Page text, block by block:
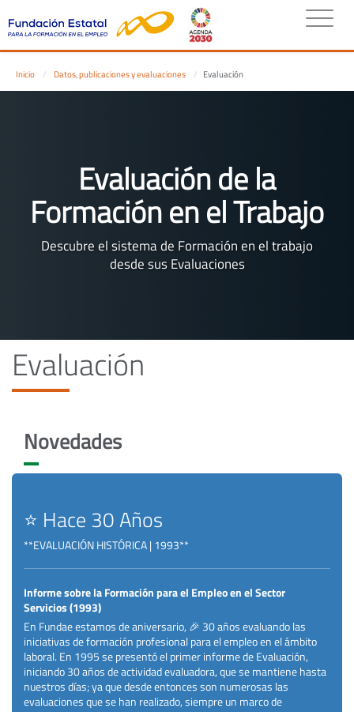
Inicio Datos, publicaciones y evaluaciones Evaluación
Evaluación de la
Formación en el Trabajo
Descubre el sistema de Formación en el trabajo
desde sus Evaluaciones
Evaluación
Novedades
⭐ Hace 30 Años
**EVALUACIÓN HISTÓRICA | 1993**
Informe sobre la Formación para el Empleo en el Sector
Servicios (1993)
En Fundae estamos de aniversario, 🎉 30 años evaluando las
iniciativas de formación profesional para el empleo en el ámbito
laboral. En 1995 se presentó el primer informe de Evaluación,
iniciando 30 años de actividad evaluadora, que se mantiene hasta
nuestros días; ya que desde entonces son numerosas las
evaluaciones que se han realizado, siempre un marco de